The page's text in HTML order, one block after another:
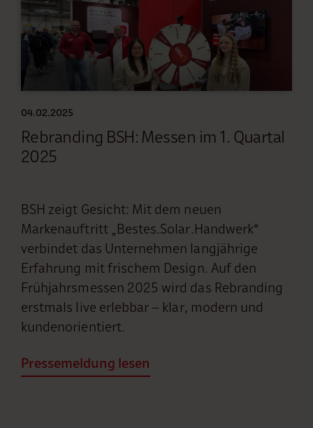
04.02.2025
Rebranding BSH: Messen im 1. Quartal
2025
BSH zeigt Gesicht: Mit dem neuen
Markenauftritt „Bestes.Solar.Handwerk“
verbindet das Unternehmen langjährige
Erfahrung mit frischem Design. Auf den
Frühjahrsmessen 2025 wird das Rebranding
erstmals live erlebbar – klar, modern und
kundenorientiert.
Pressemeldung lesen